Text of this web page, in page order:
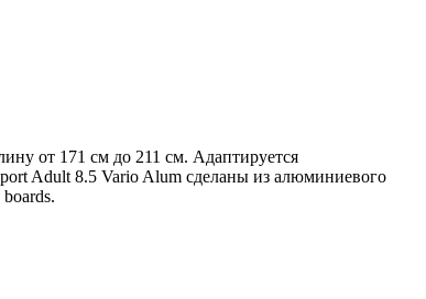
от 171 см до 211 см. Адаптируется
Adult 8.5 Vario Alum сделаны из алюминиевого